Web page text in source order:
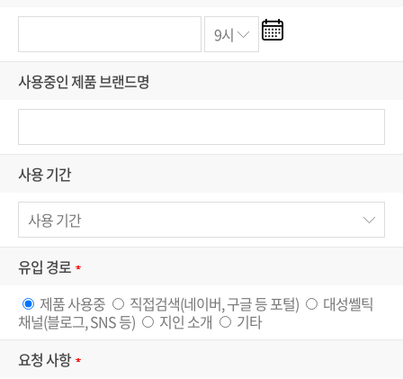
사용중인 제품 브랜드명
사용 기간
유입 경로
제품 사용중
직접검색(네이버, 구글 등 포털)
대성쎌틱
채널(블로그, SNS 등)
지인 소개
기타
요청 사항